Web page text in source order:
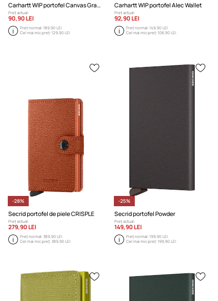
Carhartt WIP portofel Canvas Graphic Zip Wallet
Preț actual:
90,90 LEI
Preț normal:189,90 LEI
Cel mai mic preț:129,90 LEI
Carhartt WIP portofel Alec Wallet
Preț actual:
92,90 LEI
Preț normal:149,90 LEI
Cel mai mic preț:108,90 LEI
-28%
Secrid portofel de piele CRISPLE
Preț actual:
279,90 LEI
Preț normal:389,90 LEI
Cel mai mic preț:389,90 LEI
-25%
Secrid portofel Powder
Preț actual:
149,90 LEI
Preț normal:199,90 LEI
Cel mai mic preț:199,90 LEI